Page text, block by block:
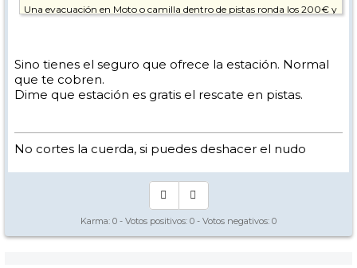
Una evacuación en Moto o camilla dentro de pistas ronda los 200€ y
Sino tienes el seguro que ofrece la estación. Normal
que te cobren.
Dime que estación es gratis el rescate en pistas.
No cortes la cuerda, si puedes deshacer el nudo
Karma: 0 - Votos positivos: 0 - Votos negativos: 0